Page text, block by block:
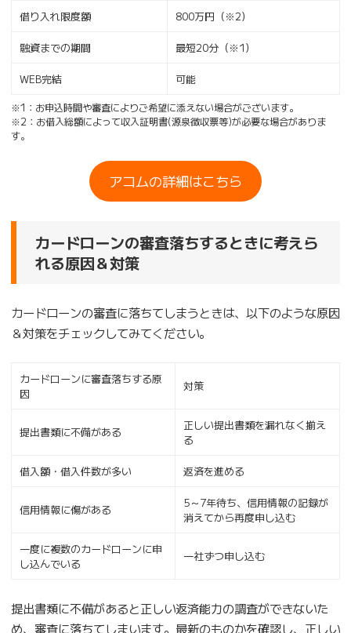
借り入れ限度額 800万円（※2）
融資までの期間 最短20分（※1）
WEB完結 可能
※1：お申込時間や審査によりご希望に添えない場合がございます。
※2：お借入総額によって収入証明書(源泉徴収票等)が必要な場合がありま
す。
アコムの詳細はこちら
カードローンの審査落ちするときに考えら
れる原因＆対策
カードローンの審査に落ちてしまうときは、以下のような原因
＆対策をチェックしてみてください。
カードローンに審査落ちする原
因
対策
提出書類に不備がある
正しい提出書類を漏れなく揃え
る
借入額・借入件数が多い 返済を進める
信用情報に傷がある
5～7年待ち、信用情報の記録が
消えてから再度申し込む
一度に複数のカードローンに申
し込んでいる
一社ずつ申し込む
提出書類に不備があると正しい返済能力の調査ができないた
め、審査に落ちてしまいます。最新のものかを確認し、正しい